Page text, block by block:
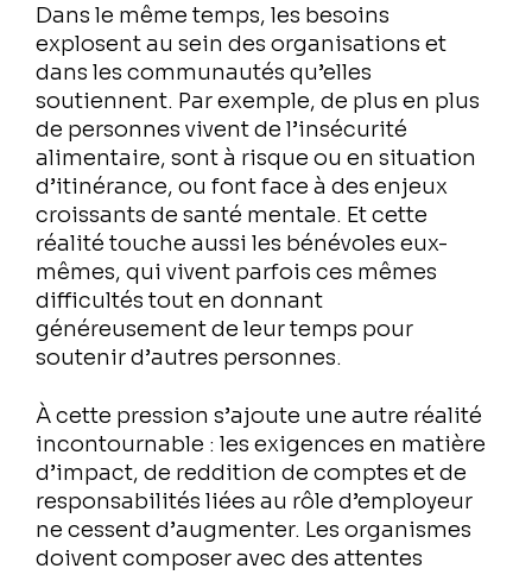
Dans le même temps, les besoins
explosent au sein des organisations et
dans les communautés qu’elles
soutiennent. Par exemple, de plus en plus
de personnes vivent de l’insécurité
alimentaire, sont à risque ou en situation
d’itinérance, ou font face à des enjeux
croissants de santé mentale. Et cette
réalité touche aussi les bénévoles eux-
mêmes, qui vivent parfois ces mêmes
difficultés tout en donnant
généreusement de leur temps pour
soutenir d’autres personnes.
À cette pression s’ajoute une autre réalité
incontournable : les exigences en matière
d’impact, de reddition de comptes et de
responsabilités liées au rôle d’employeur
ne cessent d’augmenter. Les organismes
doivent composer avec des attentes